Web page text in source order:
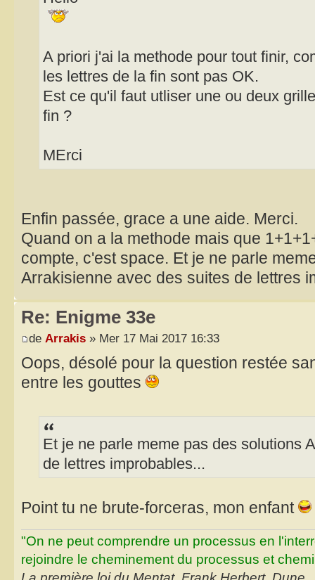
A priori j'ai la methode pour tout finir,
les lettres de la fin sont pas OK.
Est ce qu'il faut utliser une ou deux
fin ?
MErci
Enfin passée, grace a une aide. Merci.
Quand on a la methode mais que
compte, c'est space. Et je ne parle
Arrakisienne avec des suites de lettres
Re: Enigme 33e
de Arrakis » Mer 17 Mai 2017 16:33
Oops, désolé pour la question restée
entre les gouttes
Et je ne parle meme pas des solutions
de lettres improbables...
Point tu ne brute-forceras, mon enfant
"On ne peut comprendre un processus en
rejoindre le cheminement du processus et